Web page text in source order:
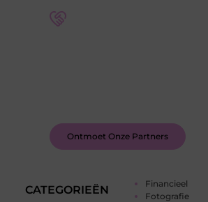
CATEGORIEËN
Financieel
Fotografie
Ontmoet Onze Partners